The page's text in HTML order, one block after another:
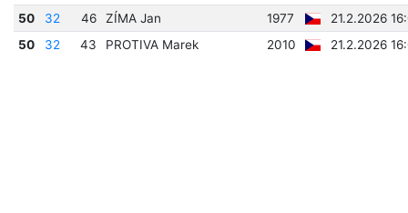
50
32 46 ZÍMA Jan 1977
21.2.2026
50
32 43 PROTIVA Marek 2010 21.2.2026